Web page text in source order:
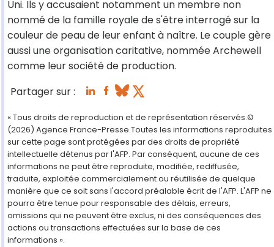
Uni. Ils y accusaient notamment un membre non
nommé de la famille royale de s'être interrogé sur la
couleur de peau de leur enfant à naître. Le couple gère
aussi une organisation caritative, nommée Archewell
comme leur société de production.
Partager sur :
« Tous droits de reproduction et de représentation réservés.©
(2026) Agence France-Presse.Toutes les informations reproduites
sur cette page sont protégées par des droits de propriété
intellectuelle détenus par l'AFP. Par conséquent, aucune de ces
informations ne peut être reproduite, modifiée, rediffusée,
traduite, exploitée commercialement ou réutilisée de quelque
manière que ce soit sans l'accord préalable écrit de l'AFP. L'AFP ne
pourra être tenue pour responsable des délais, erreurs,
omissions qui ne peuvent être exclus, ni des conséquences des
actions ou transactions effectuées sur la base de ces
informations ».